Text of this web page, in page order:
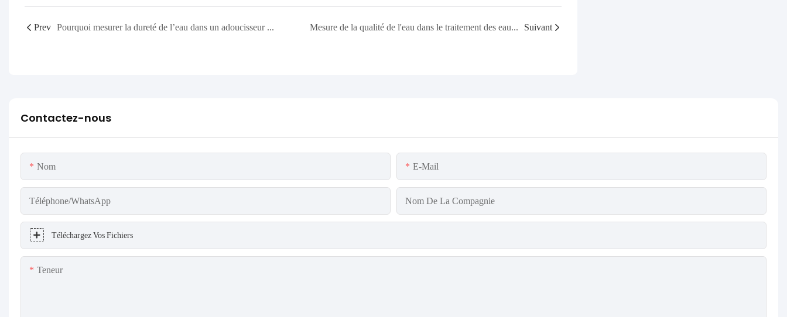
Prev Pourquoi mesurer la dureté de l’eau dans un adoucisseur d’eau ? Mesure de la qualité de l'eau dans le traitement des eaux usées industrielles Suivant
Contactez-nous
Nom E-Mail
Téléphone/WhatsApp Nom De La Compagnie
Téléchargez Vos Fichiers
Teneur